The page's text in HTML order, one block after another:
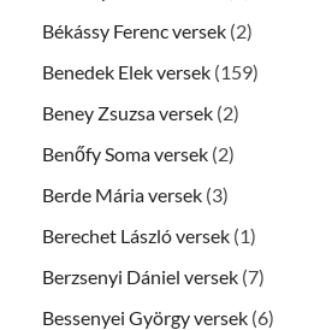
Békássy Ferenc versek (2)
Benedek Elek versek (159)
Beney Zsuzsa versek (2)
Benőfy Soma versek (2)
Berde Mária versek (3)
Berechet László versek (1)
Berzsenyi Dániel versek (7)
Bessenyei György versek (6)